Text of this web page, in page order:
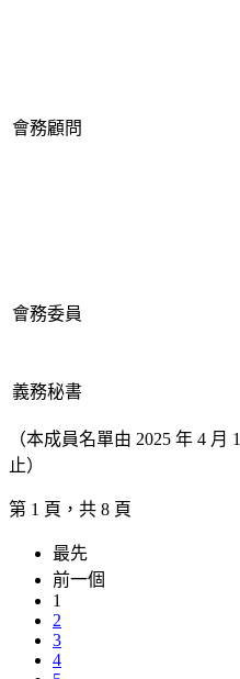
會務顧問
會務委員
義務秘書
（本成員名單由 2025 年 4 月
止）
第 1 頁，共 8 頁
最先
前一個
1
2
3
4